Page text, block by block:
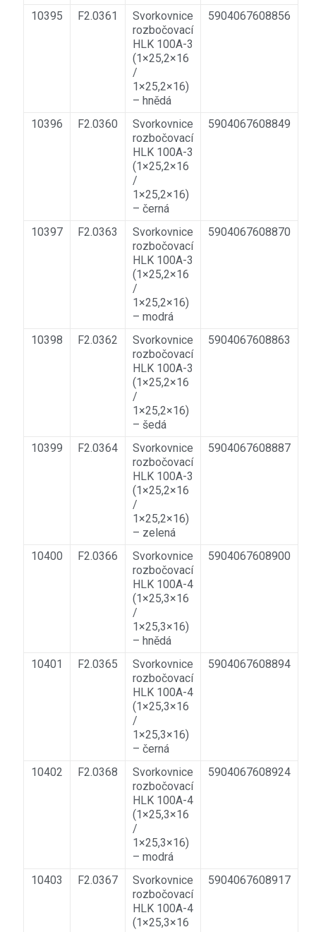
10395 F2.0361
Svorkovnice
rozbočovací
HLK 100A-3
(1×25,2×16
/
1×25,2×16)
– hnědá
5904067608856
10396 F2.0360
Svorkovnice
rozbočovací
HLK 100A-3
(1×25,2×16
/
1×25,2×16)
– černá
5904067608849
10397 F2.0363
Svorkovnice
rozbočovací
HLK 100A-3
(1×25,2×16
/
1×25,2×16)
– modrá
5904067608870
10398 F2.0362
Svorkovnice
rozbočovací
HLK 100A-3
(1×25,2×16
/
1×25,2×16)
– šedá
5904067608863
10399 F2.0364
Svorkovnice
rozbočovací
HLK 100A-3
(1×25,2×16
/
1×25,2×16)
– zelená
5904067608887
10400 F2.0366
Svorkovnice
rozbočovací
HLK 100A-4
(1×25,3×16
/
1×25,3×16)
– hnědá
5904067608900
10401 F2.0365
Svorkovnice
rozbočovací
HLK 100A-4
(1×25,3×16
/
1×25,3×16)
– černá
5904067608894
10402 F2.0368
Svorkovnice
rozbočovací
HLK 100A-4
(1×25,3×16
/
1×25,3×16)
– modrá
5904067608924
10403 F2.0367
Svorkovnice
rozbočovací
HLK 100A-4
(1×25,3×16
5904067608917